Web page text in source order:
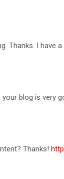
Thanks. I have
blog is very
Thanks!